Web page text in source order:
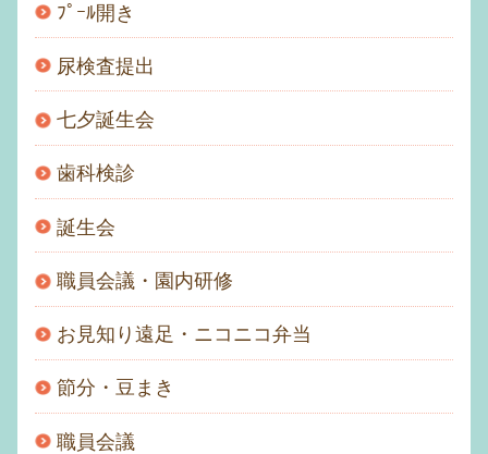
ﾌﾟｰﾙ開き
尿検査提出
七夕誕生会
歯科検診
誕生会
職員会議・園内研修
お見知り遠足・ニコニコ弁当
節分・豆まき
職員会議